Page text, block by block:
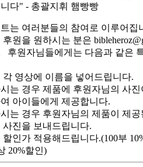
다" - 총괄지휘 햄빵빵
는 여러분들의 참여로 이루어집
원을 원하시는 분은
후원자님들에게는 다음과 같은
영상에 이름을 넣어드립니다.
는 경우 제품에 후원자님의 사
아이들에게 제공합니다.
는 경우 후원자님의 제품이 제
진을 보내드립니다.
인가 적용해드립니다.(100부
20%할인)